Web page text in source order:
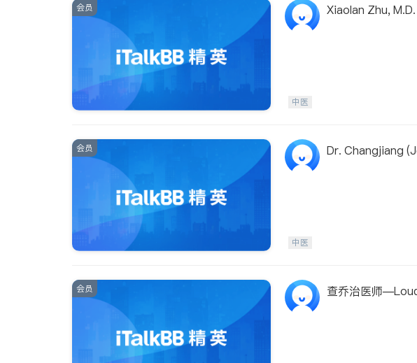
会员 Xiaolan Zhu, M.D.
中医
会员 Dr. Changjiang
中医
会员 查乔治医师